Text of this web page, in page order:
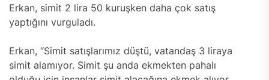
Erkan, simit 2 lira 50 kuruşken daha çok satış
yaptığını vurguladı.
Erkan, “Simit satışlarımız düştü, vatandaş 3 liraya
simit alamıyor. Simit şu anda ekmekten pahalı